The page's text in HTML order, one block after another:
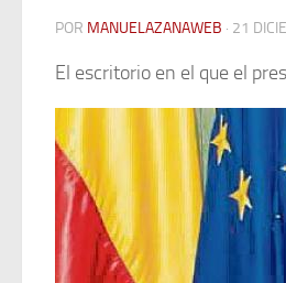
POR MANUELAZANAWEB · 21
El escritorio en el que el